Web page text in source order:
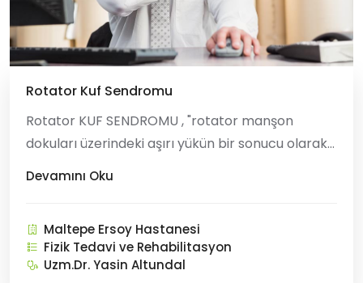
Rotator Kuf Sendromu
Rotator KUF SENDROMU , "rotator manşon
dokuları üzerindeki aşırı yükün bir sonucu olarak
en yaygın olarak omuz dış rotasyonu ve yukarı
pato-etyolojisi çok faktörlüdür ve çevresel
faktörlerin yanı
Devamını Oku
Maltepe Ersoy Hastanesi
Fizik Tedavi ve Rehabilitasyon
Uzm.Dr. Yasin Altundal